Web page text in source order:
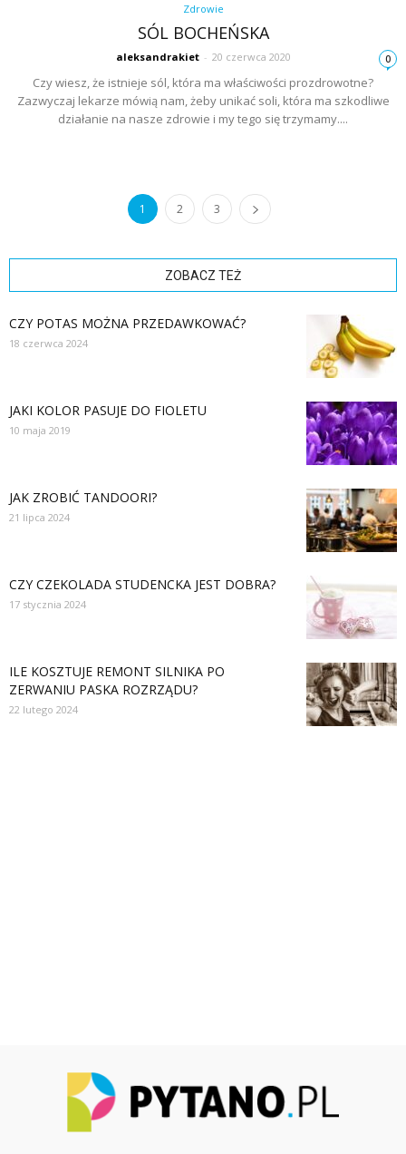
Zdrowie
SÓL BOCHEŃSKA
aleksandrakiet - 20 czerwca 2020 0
Czy wiesz, że istnieje sól, która ma właściwości prozdrowotne?
Zazwyczaj lekarze mówią nam, żeby unikać soli, która ma szkodliwe
działanie na nasze zdrowie i my tego się trzymamy....
1 2 3
ZOBACZ TEŻ
CZY POTAS MOŻNA PRZEDAWKOWAĆ?
18 czerwca 2024
JAKI KOLOR PASUJE DO FIOLETU
10 maja 2019
JAK ZROBIĆ TANDOORI?
21 lipca 2024
CZY CZEKOLADA STUDENCKA JEST DOBRA?
17 stycznia 2024
ILE KOSZTUJE REMONT SILNIKA PO
ZERWANIU PASKA ROZRZĄDU?
22 lutego 2024